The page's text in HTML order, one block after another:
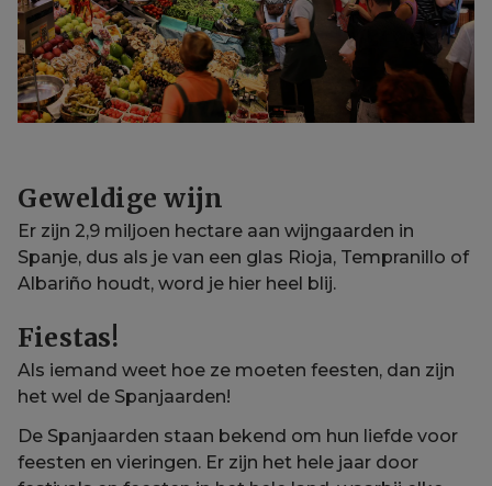
Geweldige wijn
Er zijn 2,9 miljoen hectare aan wijngaarden in
Spanje, dus als je van een glas Rioja, Tempranillo of
Albariño houdt, word je hier heel blij.
Fiestas!
Als iemand weet hoe ze moeten feesten, dan zijn
het wel de Spanjaarden!
De Spanjaarden staan bekend om hun liefde voor
feesten en vieringen. Er zijn het hele jaar door